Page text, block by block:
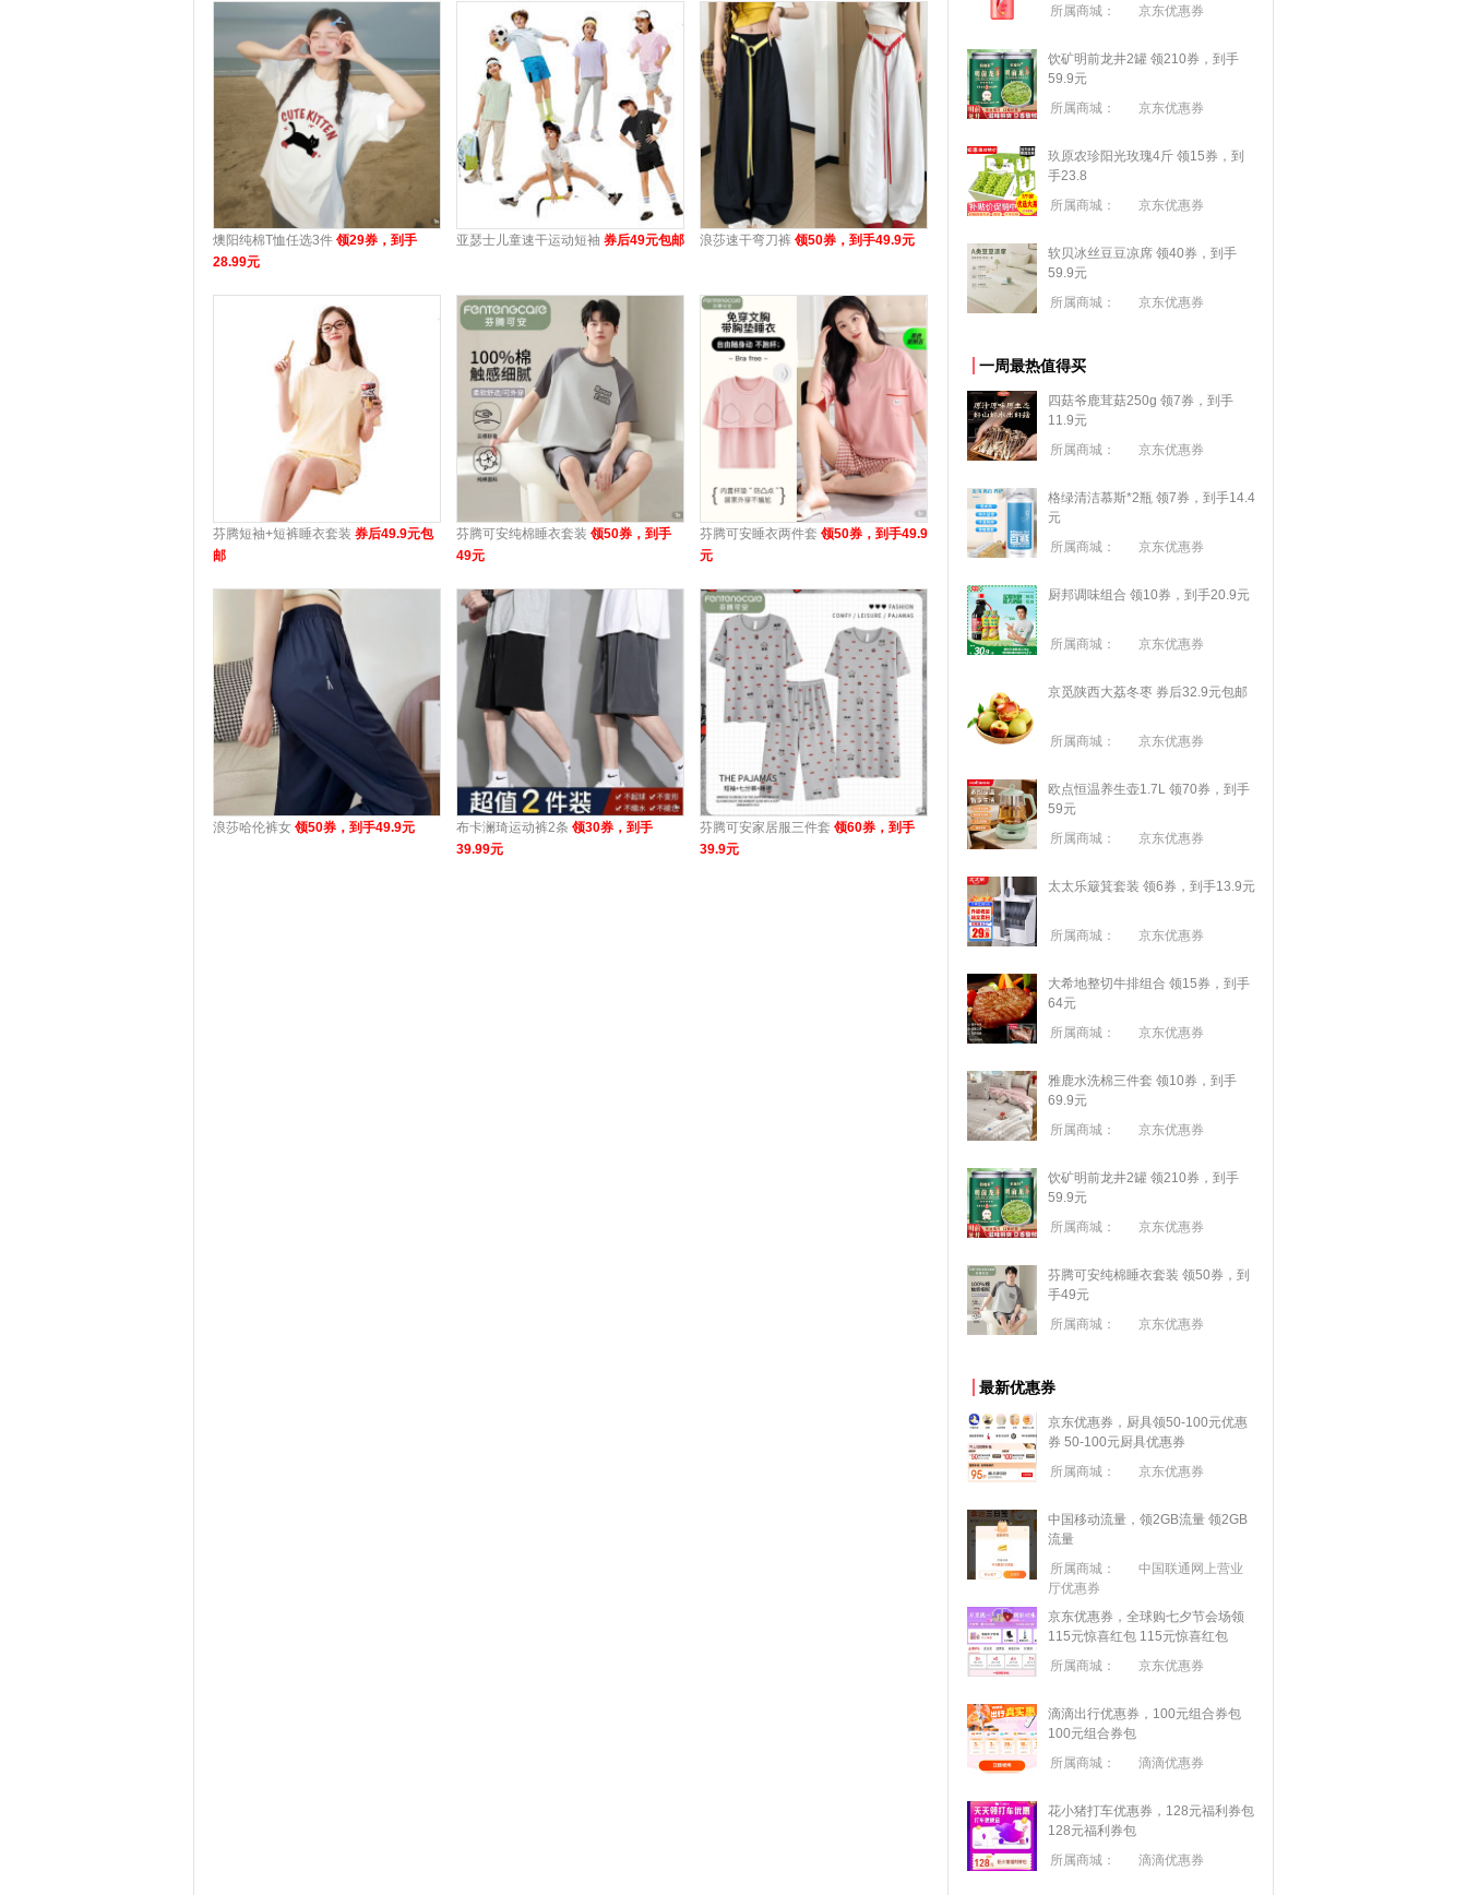
燠阳纯棉T恤任选3件 领29券，到手
28.99元
亚瑟士儿童速干运动短袖 券后49元包邮 浪莎速干弯刀裤 领50券，到手49.9元
芬腾短袖+短裤睡衣套装 券后49.9元包
邮
芬腾可安纯棉睡衣套装 领50券，到手
49元
芬腾可安睡衣两件套 领50券，到手49.9
元
浪莎哈伦裤女 领50券，到手49.9元 布卡澜琦运动裤2条 领30券，到手
39.99元
芬腾可安家居服三件套 领60券，到手
39.9元
所属商城： 京东优惠券
饮矿明前龙井2罐 领210券，到手
59.9元
所属商城：
京东优惠券
玖原农珍阳光玫瑰4斤 领15券，到
手23.8
所属商城：
京东优惠券
软贝冰丝豆豆凉席 领40券，到手
59.9元
所属商城：
京东优惠券
一周最热值得买
四菇爷鹿茸菇250g 领7券，到手
11.9元
所属商城：
京东优惠券
格绿清洁慕斯*2瓶 领7券，到手14.4
元
所属商城：
京东优惠券
厨邦调味组合 领10券，到手20.9元
所属商城： 京东优惠券
京觅陕西大荔冬枣 券后32.9元包邮
所属商城： 京东优惠券
欧点恒温养生壶1.7L 领70券，到手
59元
所属商城：
京东优惠券
太太乐簸箕套装 领6券，到手13.9元
所属商城： 京东优惠券
大希地整切牛排组合 领15券，到手
64元
所属商城：
京东优惠券
雅鹿水洗棉三件套 领10券，到手
69.9元
所属商城：
京东优惠券
饮矿明前龙井2罐 领210券，到手
59.9元
所属商城：
京东优惠券
芬腾可安纯棉睡衣套装 领50券，到
手49元
所属商城：
京东优惠券
最新优惠券
京东优惠券，厨具领50-100元优惠
券 50-100元厨具优惠券
所属商城：
京东优惠券
中国移动流量，领2GB流量 领2GB
流量
所属商城：
中国联通网上营业
厅优惠券
京东优惠券，全球购七夕节会场领
115元惊喜红包 115元惊喜红包
所属商城：
京东优惠券
滴滴出行优惠券，100元组合券包
100元组合券包
所属商城：
滴滴优惠券
花小猪打车优惠券，128元福利券包
128元福利券包
所属商城：
滴滴优惠券